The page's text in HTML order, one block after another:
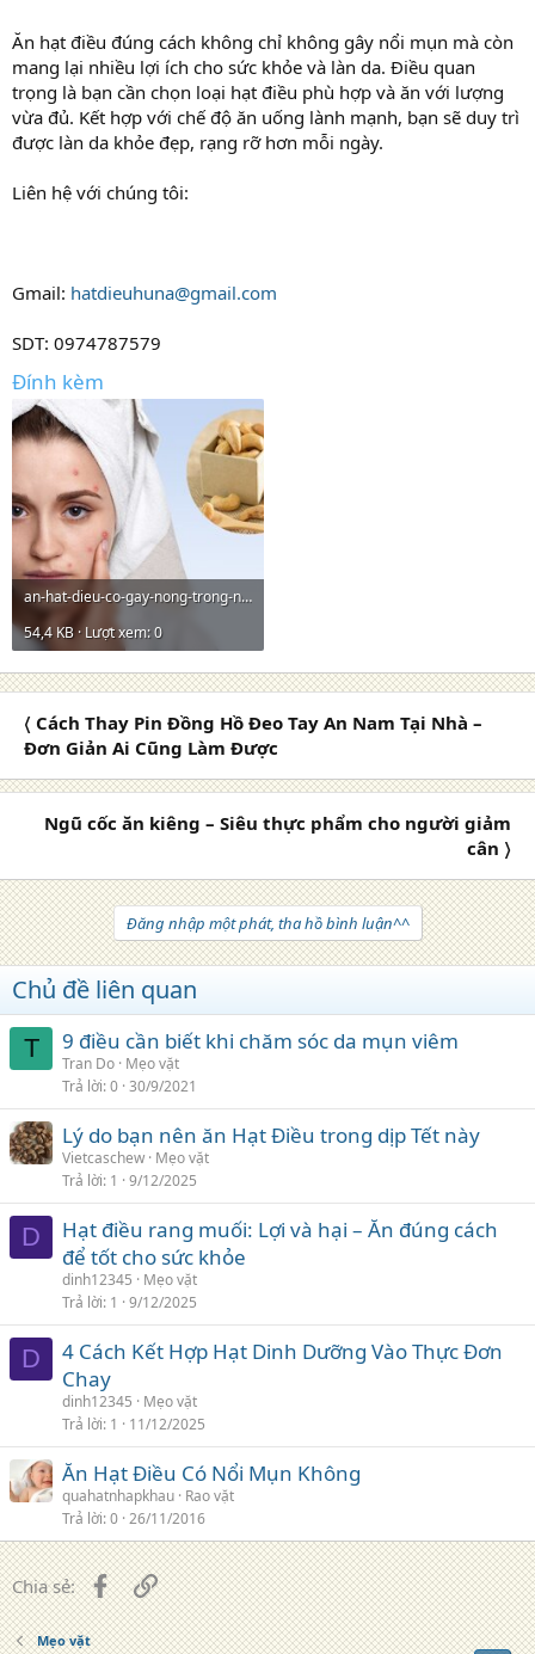
Ăn hạt điều đúng cách không chỉ không gây nổi mụn mà còn
mang lại nhiều lợi ích cho sức khỏe và làn da. Điều quan
trọng là bạn cần chọn loại hạt điều phù hợp và ăn với lượng
vừa đủ. Kết hợp với chế độ ăn uống lành mạnh, bạn sẽ duy trì
được làn da khỏe đẹp, rạng rỡ hơn mỗi ngày.
Liên hệ với chúng tôi:
Gmail: hatdieuhuna@gmail.com
SDT: 0974787579
Đính kèm
an-hat-dieu-co-gay-nong-trong-nguoi-khong.jpg
54,4 KB · Lượt xem: 0
〈 Cách Thay Pin Đồng Hồ Đeo Tay An Nam Tại Nhà –
Đơn Giản Ai Cũng Làm Được
Ngũ cốc ăn kiêng – Siêu thực phẩm cho người giảm
cân 〉
Đăng nhập một phát, tha hồ bình luận^^
Chủ đề liên quan
T 9 điều cần biết khi chăm sóc da mụn viêm
Tran Do Mẹo vặt
Trả lời 0 30/9/2021
Lý do bạn nên ăn Hạt Điều trong dịp Tết này
Vietcaschew Mẹo vặt
Trả lời 1 9/12/2025
D
Hạt điều rang muối: Lợi và hại – Ăn đúng cách
để tốt cho sức khỏe
dinh12345
Mẹo vặt
Trả lời 1 9/12/2025
D
4 Cách Kết Hợp Hạt Dinh Dưỡng Vào Thực Đơn
Chay
dinh12345
Mẹo vặt
Trả lời 1 11/12/2025
Ăn Hạt Điều Có Nổi Mụn Không
quahatnhapkhau Rao vặt
Trả lời 0 26/11/2016
Chia sẻ: FacebookLiên kết
Mẹo vặt